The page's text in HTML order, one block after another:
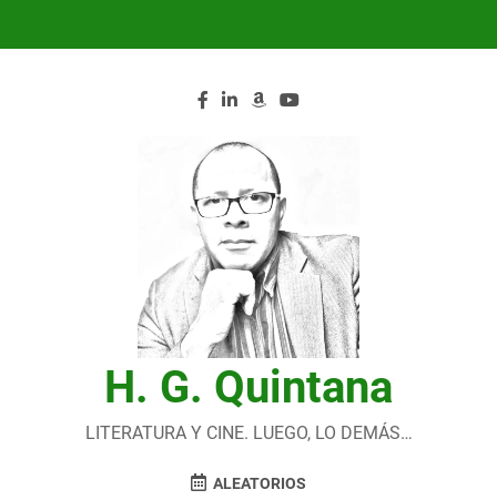
H. G. Quintana
LITERATURA Y CINE. LUEGO, LO DEMÁS…
ALEATORIOS